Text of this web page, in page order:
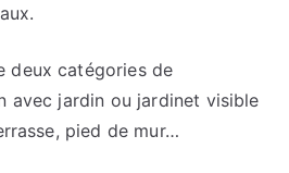
deux catégories de
avec jardin ou jardinet visible
pied de mur…